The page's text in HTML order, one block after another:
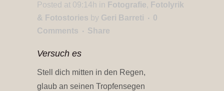
Posted at 09:14h in Fotografie, Fotolyrik
& Fotostories by Geri Barreti
0
Comments
Share
Versuch es
Stell dich mitten in den Regen,
glaub an seinen Tropfensegen